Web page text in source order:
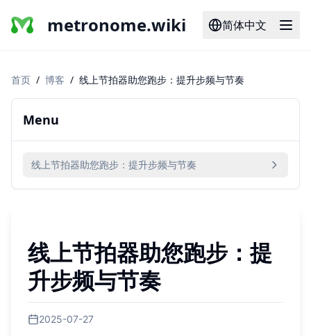
metronome.wiki 简体中文
首页 / 博客 / 线上节拍器助您跑步：提升步频与节奏
Menu
线上节拍器助您跑步：提升步频与节奏
线上节拍器助您跑步：提
升步频与节奏
2025-07-27